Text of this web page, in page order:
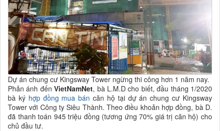
Dự án chung cư Kingsway Tower ngừng thi công hơn 1 năm nay.
Phản ánh đếnVietNamNet, bà L.M.D cho biết, đầu tháng 1/2020
bà ký hợp đồng mua bán căn hộ tại dự án chung cư Kingsway
Tower với Công ty Siêu Thành. Theo điều khoản hợp đồng, bà D.
đã thanh toán 945 triệu đồng (tương ứng 70% giá trị căn hộ) cho
chủ đầu tư.